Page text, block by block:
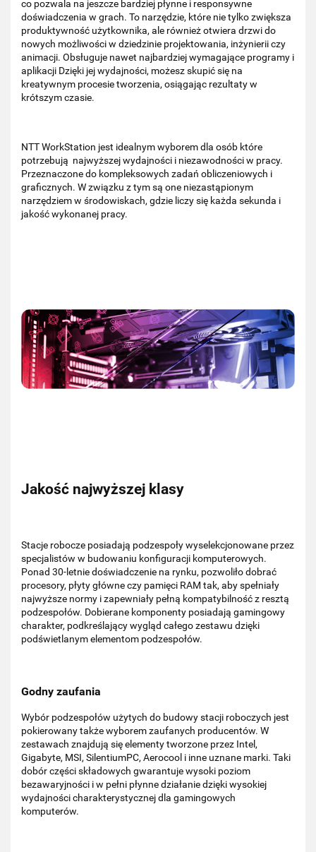
co pozwala na jeszcze bardziej płynne i responsywne
doświadczenia w grach. To narzędzie, które nie tylko zwiększa
produktywność użytkownika, ale również otwiera drzwi do
nowych możliwości w dziedzinie projektowania, inżynierii czy
animacji. Obsługuje nawet najbardziej wymagające programy i
aplikacji Dzięki jej wydajności, możesz skupić się na
kreatywnym procesie tworzenia, osiągając rezultaty w
krótszym czasie.
NTT WorkStation jest idealnym wyborem dla osób które
potrzebują najwyższej wydajności i niezawodności w pracy.
Przeznaczone do kompleksowych zadań obliczeniowych i
graficznych. W związku z tym są one niezastąpionym
narzędziem w środowiskach, gdzie liczy się każda sekunda i
jakość wykonanej pracy.
Jakość najwyższej klasy
Stacje robocze posiadają podzespoły wyselekcjonowane przez
specjalistów w budowaniu konfiguracji komputerowych.
Ponad 30-letnie doświadczenie na rynku, pozwoliło dobrać
procesory, płyty główne czy pamięci RAM tak, aby spełniały
najwyższe normy i zapewniały pełną kompatybilność z resztą
podzespołów. Dobierane komponenty posiadają gamingowy
charakter, podkreślający wygląd całego zestawu dzięki
podświetlanym elementom podzespołów.
Godny zaufania
Wybór podzespołów użytych do budowy stacji roboczych jest
pokierowany także wyborem zaufanych producentów. W
zestawach znajdują się elementy tworzone przez Intel,
Gigabyte, MSI, SilentiumPC, Aerocool i inne uznane marki. Taki
dobór części składowych gwarantuje wysoki poziom
bezawaryjności i w pełni płynne działanie dzięki wysokiej
wydajności charakterystycznej dla gamingowych
komputerów.